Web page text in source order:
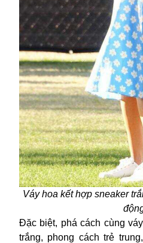
Váy hoa kết hợp sneaker
Đặc biệt, phá cách cùng
trắng, phong cách trẻ